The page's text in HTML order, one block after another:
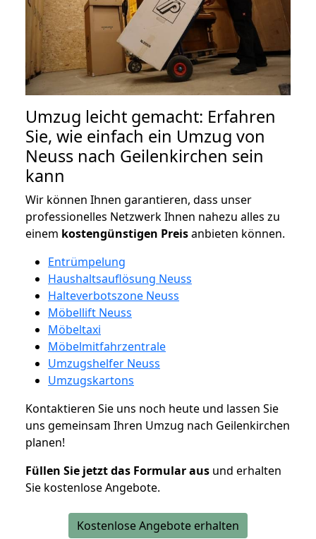
Umzug leicht gemacht: Erfahren
Sie, wie einfach ein Umzug von
Neuss nach Geilenkirchen sein
kann
Wir können Ihnen garantieren, dass unser
professionelles Netzwerk Ihnen nahezu alles zu
einem kostengünstigen Preisanbieten können.
Entrümpelung
Haushaltsauflösung Neuss
Halteverbotszone Neuss
Möbellift Neuss
Möbeltaxi
Möbelmitfahrzentrale
Umzugshelfer Neuss
Umzugskartons
Kontaktieren Sie uns noch heute und lassen Sie
uns gemeinsam Ihren Umzug nach Geilenkirchen
planen!
Füllen Sie jetzt das Formular aus und erhalten
Sie kostenlose Angebote.
Kostenlose Angebote erhalten